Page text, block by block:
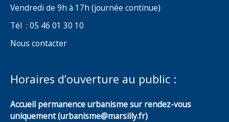
Vendredi de 9h à 17h (journée continue)
Tél : 05 46 01 30 10
Nous contacter
Horaires d’ouverture au public :
Accueil permanence urbanisme sur rendez-vous
uniquement (urbanisme@marsilly.fr)